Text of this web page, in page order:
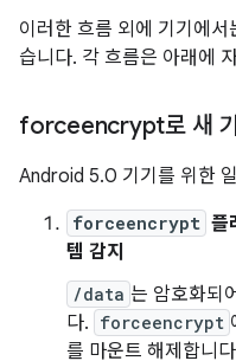
이러한 흐름 외에 기기에서
습니다. 각 흐름은 아래에
forceencrypt로 새
Android 5.0 기기를 위한
forceencrypt 플
템 감지
/data 는 암호화되
다. forceencrypt
를 마운트 해제합니